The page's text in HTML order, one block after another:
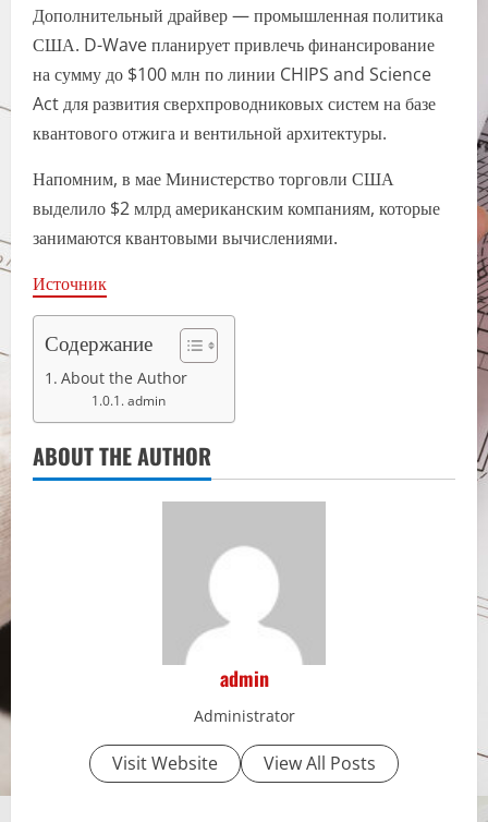
Дополнительный драйвер — промышленная политика
США. D-Wave планирует привлечь финансирование
на сумму до $100 млн по линии CHIPS and Science
Act для развития сверхпроводниковых систем на базе
квантового отжига и вентильной архитектуры.
Напомним, в мае Министерство торговли США
выделило $2 млрд американским компаниям, которые
занимаются квантовыми вычислениями.
Источник
Содержание
About the Author
admin
ABOUT THE AUTHOR
admin
Administrator
Visit Website View All Posts